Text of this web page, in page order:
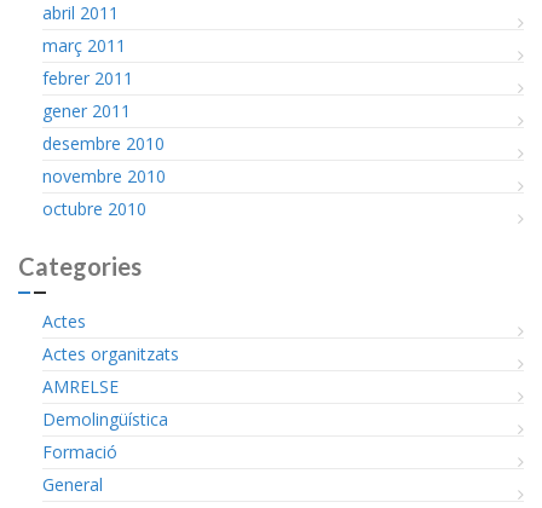
abril 2011
març 2011
febrer 2011
gener 2011
desembre 2010
novembre 2010
octubre 2010
Categories
Actes
Actes organitzats
AMRELSE
Demolingüística
Formació
General